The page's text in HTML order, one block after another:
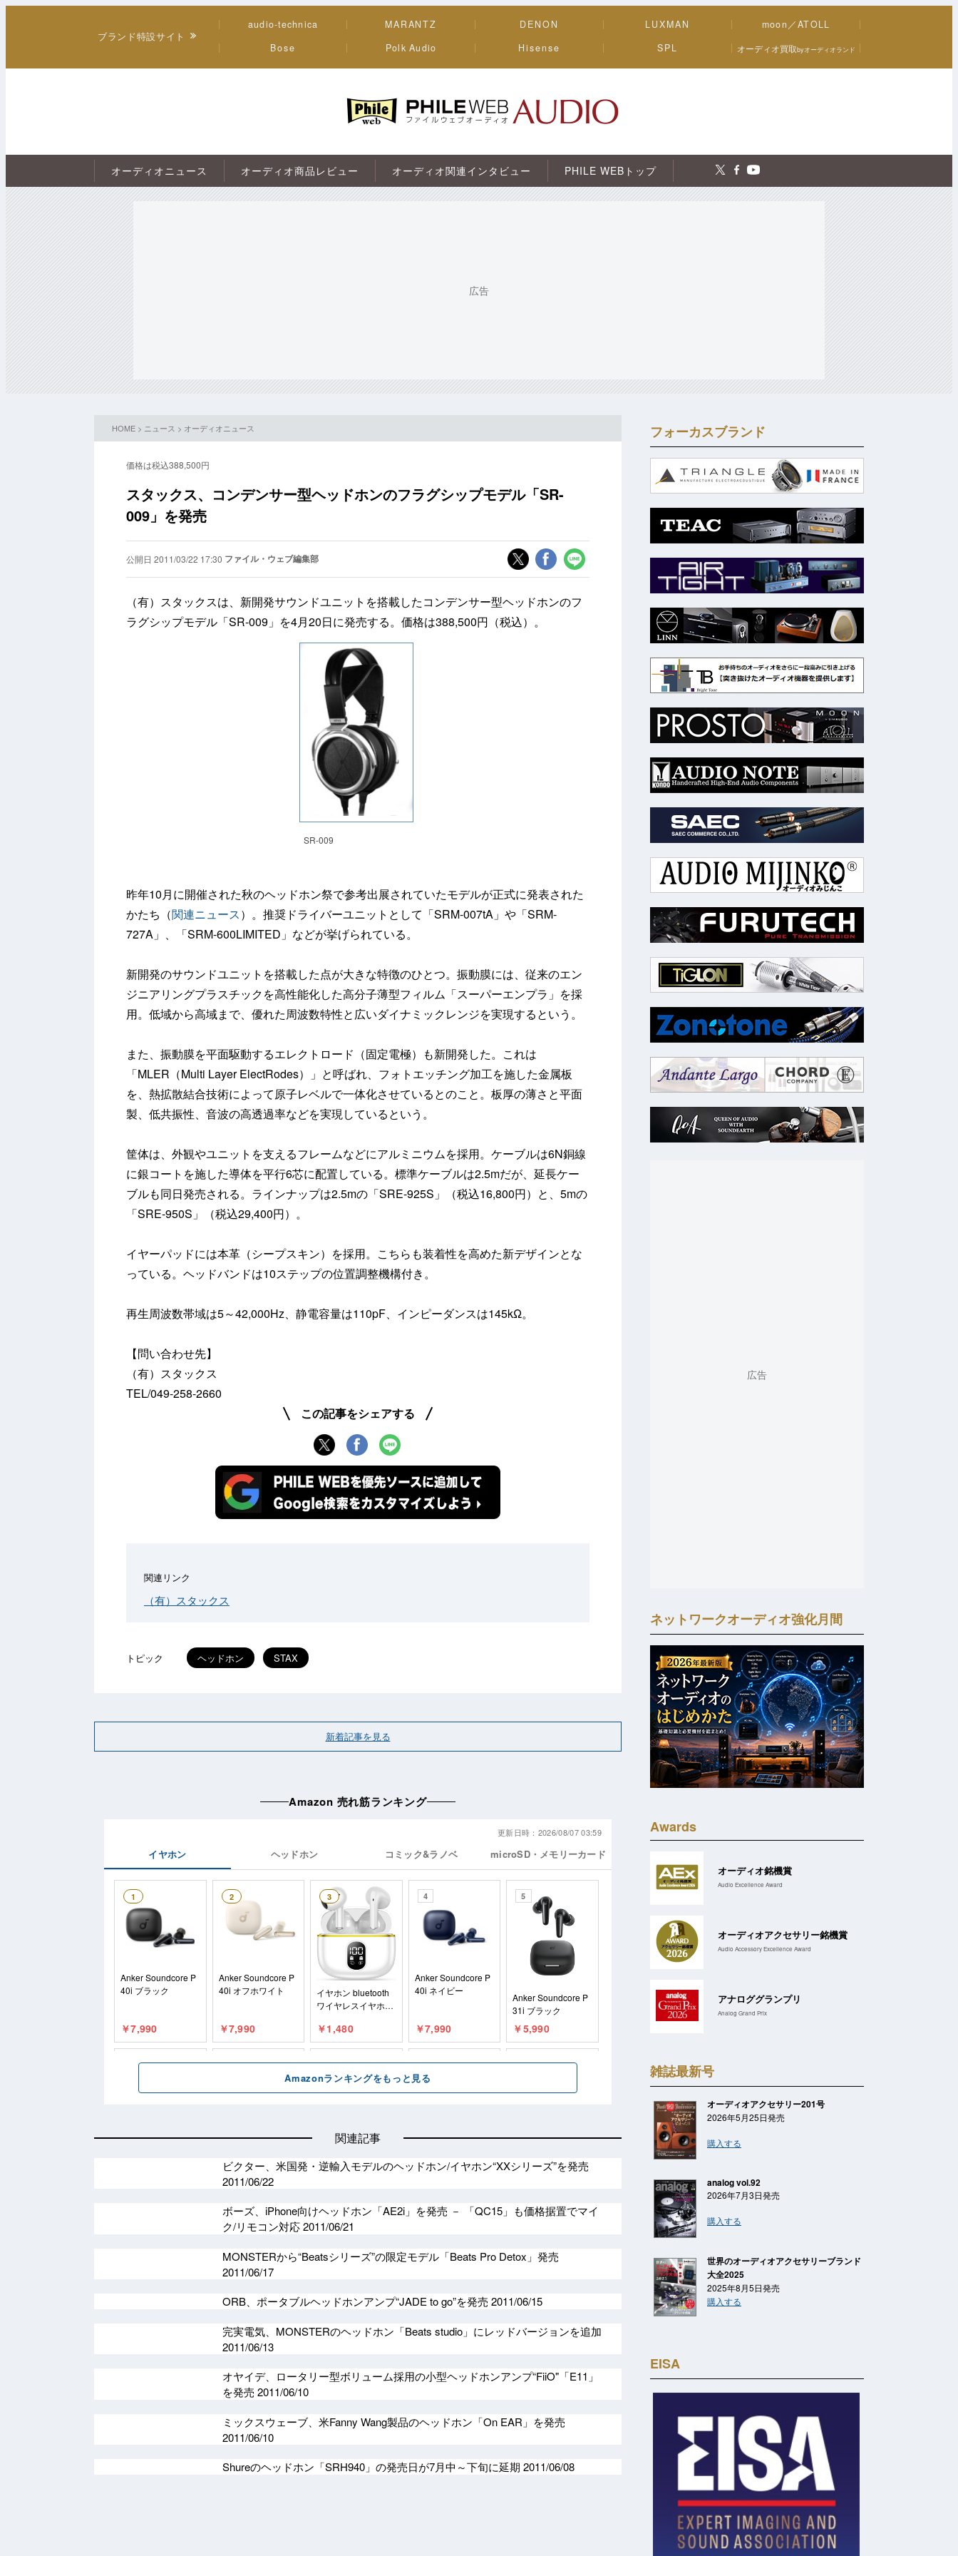
ブランド特設サイト
audio-technica MARANTZ DENON LUXMAN
moon／ATOLL
Bose
Polk Audio Hisense SPL オーディオ買取byオーディオランド
PHILE WEB｜AV/オーディオ/ガジェット
オーディオニュース オーディオ商品レビュー オーディオ関連インタビュー PHILE WEBトップ
HOME > ニュース > オーディオニュース
価格は税込388,500円
スタックス、コンデンサー型ヘッドホンのフラグシップモデル「SR-
009」を発売
公開日 2011/03/22 17:30 ファイル・ウェブ編集部
（有）スタックスは、新開発サウンドユニットを搭載したコンデンサー型ヘッドホンのフ
ラグシップモデル「SR-009」を4月20日に発売する。価格は388,500円（税込）。
SR-009
昨年10月に開催された秋のヘッドホン祭で参考出展されていたモデルが正式に発表された
かたち（関連ニュース）。推奨ドライバーユニットとして「SRM-007tA」や「SRM-
727A」、「SRM-600LIMITED」などが挙げられている。
新開発のサウンドユニットを搭載した点が大きな特徴のひとつ。振動膜には、従来のエン
ジニアリングプラスチックを高性能化した高分子薄型フィルム「スーパーエンプラ」を採
用。低域から高域まで、優れた周波数特性と広いダイナミックレンジを実現するという。
また、振動膜を平面駆動するエレクトロード（固定電極）も新開発した。これは
「MLER（Multi Layer ElectRodes）」と呼ばれ、フォトエッチング加工を施した金属板
を、熱拡散結合技術によって原子レベルで一体化させているとのこと。板厚の薄さと平面
製、低共振性、音波の高透過率などを実現しているという。
筐体は、外観やユニットを支えるフレームなどにアルミニウムを採用。ケーブルは6N銅線
に銀コートを施した導体を平行6芯に配置している。標準ケーブルは2.5mだが、延長ケー
ブルも同日発売される。ラインナップは2.5mの「SRE-925S」（税込16,800円）と、5mの
「SRE-950S」（税込29,400円）。
イヤーパッドには本革（シープスキン）を採用。こちらも装着性を高めた新デザインとな
っている。ヘッドバンドは10ステップの位置調整機構付き。
再生周波数帯域は5～42,000Hz、静電容量は110pF、インピーダンスは145kΩ。
【問い合わせ先】
（有）スタックス
TEL/049-258-2660
この記事をシェアする
関連リンク
（有）スタックス
トピック ヘッドホン STAX
新着記事を見る
関連記事
ビクター、米国発・逆輸入モデルのヘッドホン/イヤホン“XXシリーズ”を発売
2011/06/22
ボーズ、iPhone向けヘッドホン「AE2i」を発売 － 「QC15」も価格据置でマイ
ク/リモコン対応2011/06/21
MONSTERから“Beatsシリーズ”の限定モデル「Beats Pro Detox」発売
2011/06/17
ORB、ポータブルヘッドホンアンプ“JADE to go”を発売 2011/06/15
完実電気、MONSTERのヘッドホン「Beats studio」にレッドバージョンを追加
2011/06/13
オヤイデ、ロータリー型ボリューム採用の小型ヘッドホンアンプ“FiiO"「E11」
を発売 2011/06/10
ミックスウェーブ、米Fanny Wang製品のヘッドホン「On EAR」を発売
2011/06/10
Shureのヘッドホン「SRH940」の発売日が7月中～下旬に延期 2011/06/08
フォーカスブランド
ネットワークオーディオ強化月間
Awards
オーディオ銘機賞
Audio Excellence Award
オーディオアクセサリー銘機賞
Audio Accessory Excellence Award
アナロググランプリ
Analog Grand Prix
雑誌最新号
オーディオアクセサリー201号
2026年5月25日発売
購入する
analog vol.92
2026年7月3日発売
購入する
世界のオーディオアクセサリーブランド
大全2025
2025年8月5日発売
購入する
EISA